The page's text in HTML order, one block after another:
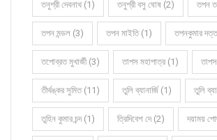
তনুশ্রী দেবনাথ (1) তনুশ্রী বসু ঘোষ (2) তপন
তপন মন্ডল (3) তপন মাইতি (1) তপনকুমার
তপোব্রত মুখার্জী (3) তাপস মহাপাত্র (1)
তীর্থঙ্কর সুমিত (11) তুলি ব্যানার্জি (1) তুলি
তুহিন কুমার চন্দ (1) ত্রিদিবেশ দে (2) দয়াময়